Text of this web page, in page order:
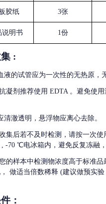
胶纸 3张
说明书 1份
:
液的试管应为一次性的无热原，
凝剂推荐使用 EDTA 。避免使
清澈透明，悬浮物应离心去除。
集后若不及时检测，请按一次使
-70 ℃电冰箱内，避免反复冻融，
的样本中检测物浓度高于标准品
做适当倍数稀释 (建议做预实
：